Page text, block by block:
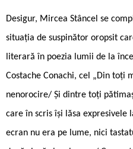
Desigur, Mircea Stâncel se
situația de suspinător oropsit
literară în poezia lumii de la
Costache Conachi, cel „Din
nenorocire/ Şi dintre toţi
care în scris își lăsa expresivele
ecran nu era pe lume, nici